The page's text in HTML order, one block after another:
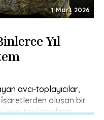
1 Mart 2026
Yıl
avcı-toplayıcılar,
oluşan bir
toplayıcıların